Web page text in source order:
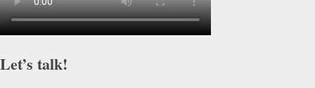
Let’s talk!